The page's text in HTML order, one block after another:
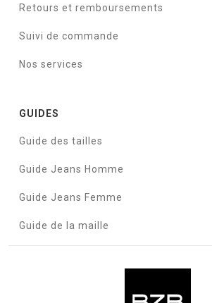
Retours et remboursements
Suivi de commande
Nos services
GUIDES
Guide des tailles
Guide Jeans Homme
Guide Jeans Femme
Guide de la maille